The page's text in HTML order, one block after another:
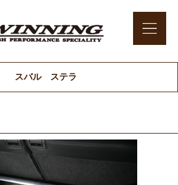
スバル ステラ